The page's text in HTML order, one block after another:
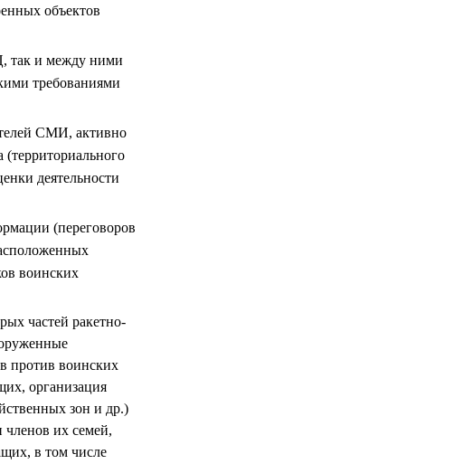
объектов
так и между ними
требованиями
СМИ, активно
деятельности
(переговоров
воинских
частей ракетно-
против воинских
организация
зон и др.)
членов их семей,
в том числе